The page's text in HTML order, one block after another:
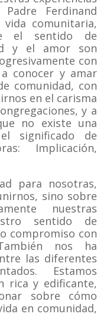
Ferdinand
comunitaria,
el sentido de
y el amor son
con
conocer y amar
comunidad, con
en el carisma
y a
no existe una
significado de
Implicación,
para nosotras,
sino sobre
nuestras
sentido de
compromiso con
nos ha
las diferentes
Estamos
rica y edificante,
sobre cómo
en comunidad,